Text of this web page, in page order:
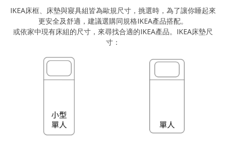
IKEA床框、床墊與寢具組皆為歐規尺寸，挑選時，為了讓你睡起來
更安全及舒適，建議選購同規格IKEA產品搭配。
或依家中現有床組的尺寸，來尋找合適的IKEA產品。IKEA床墊尺
寸：